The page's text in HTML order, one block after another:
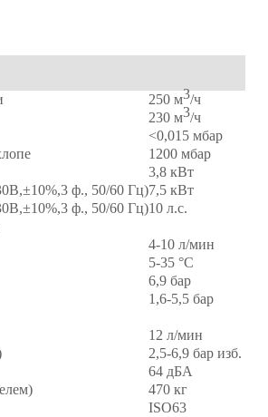
250 м3/ч
230 м3/ч
<0,015 мбар
1200 мбар
3,8 кВт
ф., 50/60 Гц)7,5 кВт
ф., 50/60 Гц)10 л.с.
4-10 л/мин
5-35 °С
6,9 бар
1,6-5,5 бар
12 л/мин
2,5-6,9 бар изб.
64 дБА
470 кг
ISO63